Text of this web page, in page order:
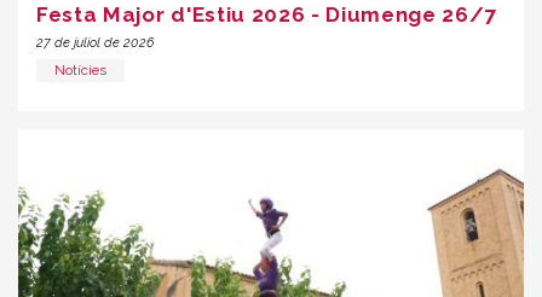
Festa Major d'Estiu 2026 - Diumenge 26/7
27 de juliol de 2026
Notícies